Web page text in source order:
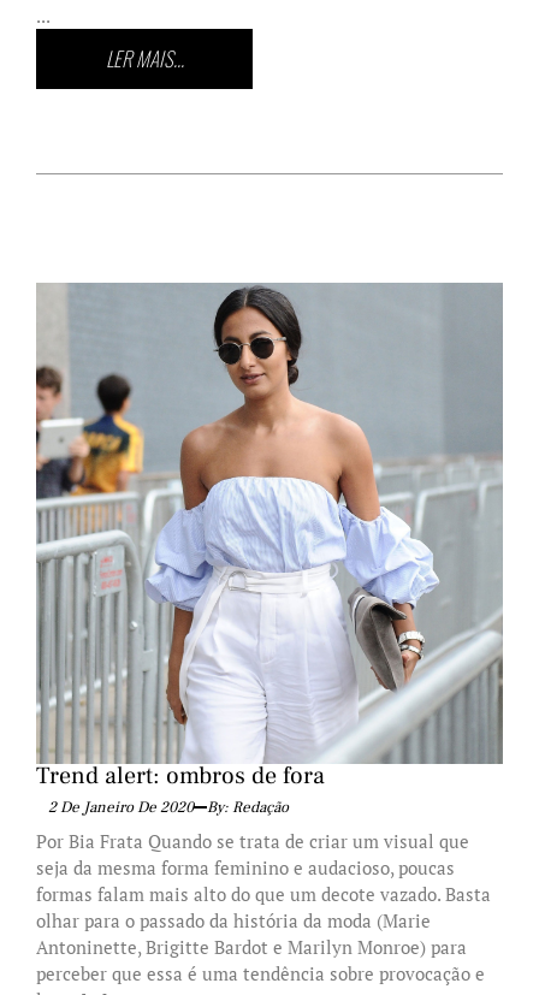
...
LER MAIS...
Trend alert: ombros de fora
2 De Janeiro De 2020 By: Redação
Por Bia Frata Quando se trata de criar um visual que
seja da mesma forma feminino e audacioso, poucas
formas falam mais alto do que um decote vazado. Basta
olhar para o passado da história da moda (Marie
Antoninette, Brigitte Bardot e Marilyn Monroe) para
perceber que essa é uma tendência sobre provocação e